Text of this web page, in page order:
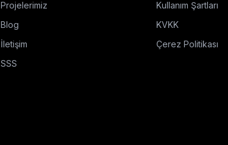
Projelerimiz
Blog
İletişim
SSS
Kullanım Şartları
KVKK
Çerez Politikası